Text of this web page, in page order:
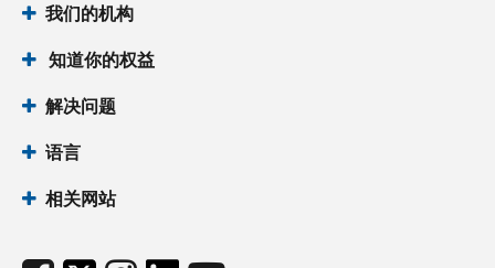
我们的机构
知道你的权益
解决问题
语言
相关网站